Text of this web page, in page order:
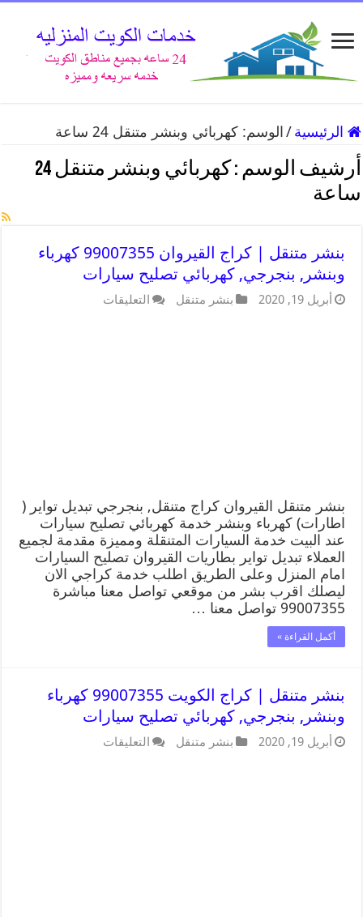
الرئيسية / الوسم:كهربائي وبنشر متنقل 24 ساعة
أرشيف الوسم :
كهربائي وبنشر متنقل 24
ساعة
بنشر متنقل | كراج القيروان 99007355 كهرباء
وبنشر, بنجرجي, كهربائي تصليح سيارات
أبريل 19, 2020 بنشر متنقل التعليقات
بنشر متنقل القيروان كراج متنقل, بنجرجي تبديل تواير (
اطارات) كهرباء وبنشر خدمة كهربائي تصليح سيارات
عند البيت خدمة السيارات المتنقلة ومميزة مقدمة لجميع
العملاء تبديل تواير بطاريات القيروان تصليح السيارات
امام المنزل وعلى الطريق اطلب خدمة كراجي الان
ليصلك اقرب بشر من موقعي تواصل معنا مباشرة
99007355 تواصل معنا …
أكمل القراءة »
بنشر متنقل | كراج الكويت 99007355 كهرباء
وبنشر, بنجرجي, كهربائي تصليح سيارات
أبريل 19, 2020 بنشر متنقل التعليقات